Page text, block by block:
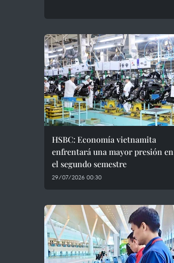
HSBC: Economía vietnamita
enfrentará una mayor presión en
el segundo semestre
29/07/2026 00:30